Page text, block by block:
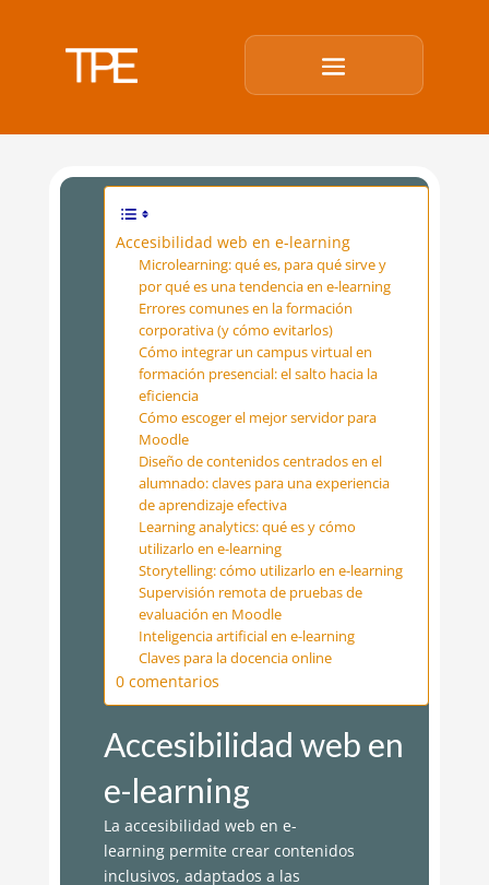
Accesibilidad web en e-learning
Microlearning: qué es, para qué sirve y
por qué es una tendencia en e-learning
Errores comunes en la formación
corporativa (y cómo evitarlos)
Cómo integrar un campus virtual en
formación presencial: el salto hacia la
eficiencia
Cómo escoger el mejor servidor para
Moodle
Diseño de contenidos centrados en el
alumnado: claves para una experiencia
de aprendizaje efectiva
Learning analytics: qué es y cómo
utilizarlo en e-learning
Storytelling: cómo utilizarlo en e-learning
Supervisión remota de pruebas de
evaluación en Moodle
Inteligencia artificial en e-learning
Claves para la docencia online
0 comentarios
Accesibilidad web en
e-learning
La accesibilidad web en e-
learning permite crear contenidos
inclusivos, adaptados a las